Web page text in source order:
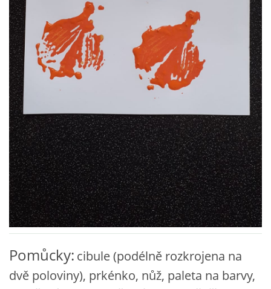
VZDĚLÁVACÍ BLOK PROSINEC
VZDĚLÁVACÍ BLOK LEDEN
VZDĚLÁVACÍ BLOK ÚNOR
VZDĚLÁVACÍ BLOK BŘEZEN
VZDĚLÁVACÍ BLOK DUBEN
VÝTVARNÉ TECHNIKY
VÝTVARNÉ POMŮCKY
VÝTVARNÉ AKTIVITY - JARO
Pomůcky: cibule (podélně rozkrojena na
dvě poloviny), prkénko, nůž, paleta na barvy,